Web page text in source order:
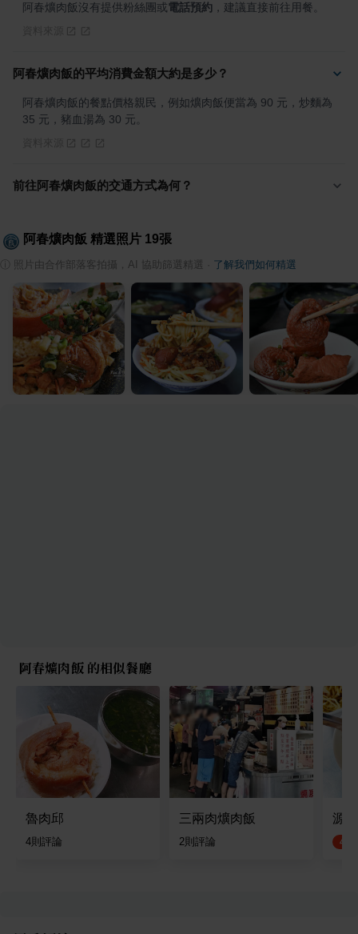
阿春爌肉飯沒有提供粉絲團或電話預約 ，建議直接前往用餐。
阿春爌肉飯的平均消費金額大約是多少？
阿春爌肉飯的餐點價格親民，例如爌肉飯便當為 90 元，炒麵為
35 元，豬血湯為 30 元。
前往阿春爌肉飯的交通方式為何？
阿春爌肉飯 精選照片 19張
照片由合作部落客拍攝，AI 協助篩選精選 了解我們如何精選
阿春爌肉飯 的相似餐廳
魯肉邱
4則評論
三兩肉爌肉飯
2則評論
源
4.5